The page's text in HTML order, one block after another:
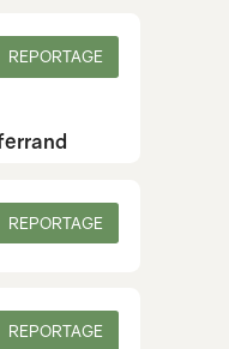
REPORTAGE
REPORTAGE
REPORTAGE